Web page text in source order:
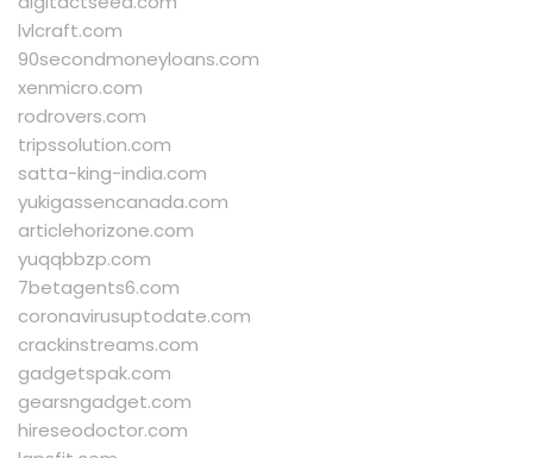
lvlcraft.com
90secondmoneyloans.com
xenmicro.com
rodrovers.com
tripssolution.com
satta-king-india.com
yukigassencanada.com
articlehorizone.com
yuqqbbzp.com
7betagents6.com
coronavirusuptodate.com
crackinstreams.com
gadgetspak.com
gearsngadget.com
hireseodoctor.com